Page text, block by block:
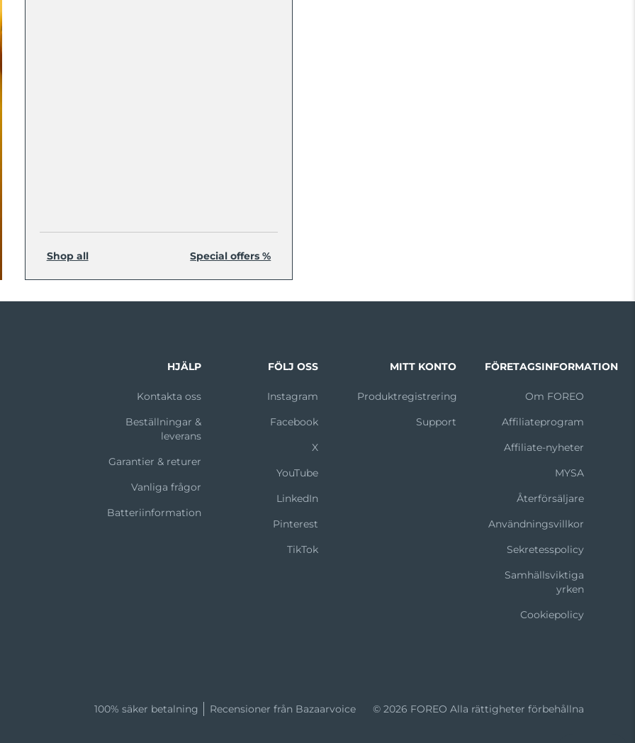
Shop all Special offers %
HJÄLP
Kontakta oss
Beställningar &
leverans
Garantier & returer
Vanliga frågor
Batteriinformation
FÖLJ OSS
Instagram
Facebook
X
YouTube
LinkedIn
Pinterest
TikTok
MITT KONTO
Produktregistrering
Support
FÖRETAGSINFORMATION
Om FOREO
Affiliateprogram
Affiliate-nyheter
MYSA
Återförsäljare
Användningsvillkor
Sekretesspolicy
Samhällsviktiga
yrken
Cookiepolicy
100% säker betalning Recensioner från Bazaarvoice © 2026 FOREO Alla rättigheter förbehållna